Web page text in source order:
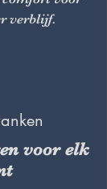
verblijf.
voor elk